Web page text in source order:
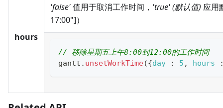
hours
'false'值用于取消工作时间， 'true' (默认值) 应用
17:00"]）
// 移除星期五上午8:00到12:00的工作时间
gantt . unsetWorkTime({day : 5 , hours